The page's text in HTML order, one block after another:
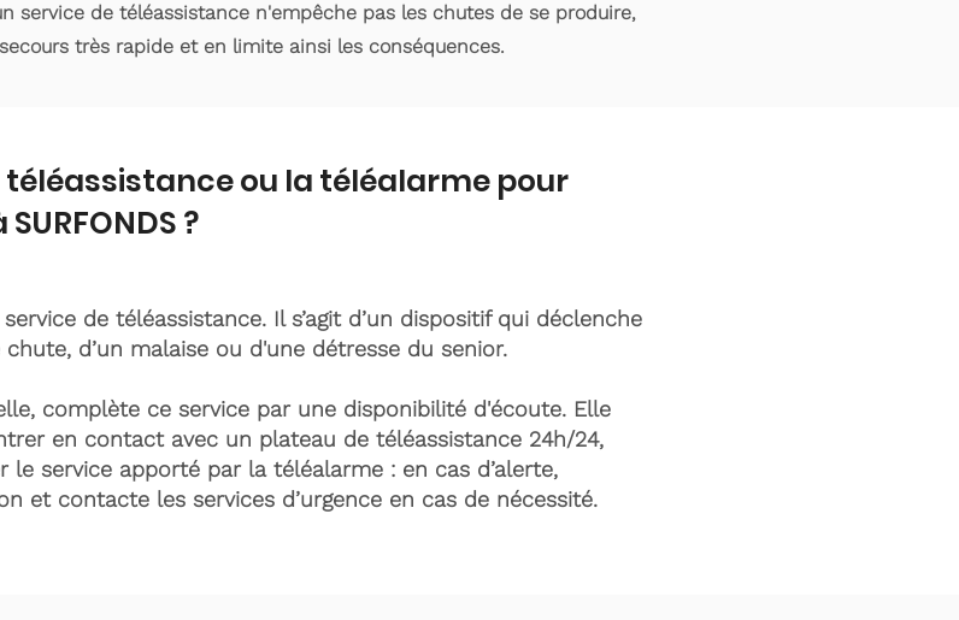
service de téléassistance n'empêche pas les chutes de se produire,
très rapide et en limite ainsi les conséquences.
téléassistance ou la téléalarme pour
?
de téléassistance. Il s’agit d’un dispositif qui déclenche
d’un malaise ou d'une détresse du senior.
complète ce service par une disponibilité d'écoute. Elle
en contact avec un plateau de téléassistance 24h/24,
le service apporté par la téléalarme : en cas d’alerte,
et contacte les services d’urgence en cas de nécessité.